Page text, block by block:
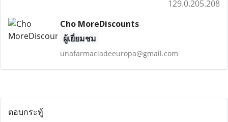
129.0.205.208
Cho MoreDiscounts
ผู้เยี่ยมชม
unafarmaciadeeuropa@gmail.com
ตอบกระทู้